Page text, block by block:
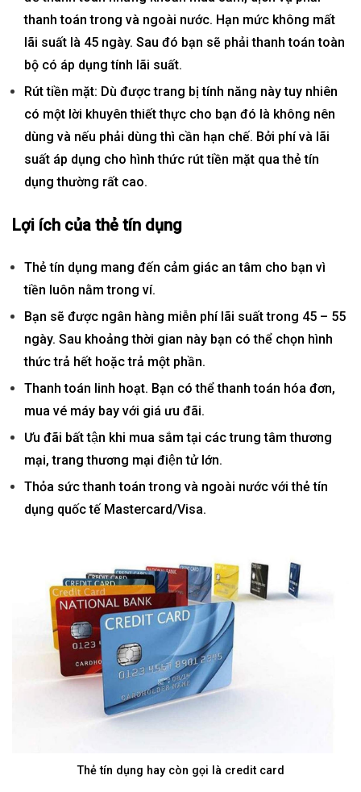
thanh toán trong và ngoài nước. Hạn mức không mất
lãi suất là 45 ngày. Sau đó bạn sẽ phải thanh toán toàn
bộ có áp dụng tính lãi suất.
Rút tiền mặt: Dù được trang bị tính năng này tuy nhiên
có một lời khuyên thiết thực cho bạn đó là không nên
dùng và nếu phải dùng thì cần hạn chế. Bởi phí và lãi
suất áp dụng cho hình thức rút tiền mặt qua thẻ tín
dụng thường rất cao.
Lợi ích của thẻ tín dụng
Thẻ tín dụng mang đến cảm giác an tâm cho bạn vì
tiền luôn nằm trong ví.
Bạn sẽ được ngân hàng miễn phí lãi suất trong 45 – 55
ngày. Sau khoảng thời gian này bạn có thể chọn hình
thức trả hết hoặc trả một phần.
Thanh toán linh hoạt. Bạn có thể thanh toán hóa đơn,
mua vé máy bay với giá ưu đãi.
Ưu đãi bất tận khi mua sắm tại các trung tâm thương
mại, trang thương mại điện tử lớn.
Thỏa sức thanh toán trong và ngoài nước với thẻ tín
dụng quốc tế Mastercard/Visa.
Thẻ tín dụng hay còn gọi là credit card